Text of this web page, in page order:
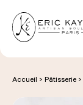
FR
Accueil > Pâtisserie >